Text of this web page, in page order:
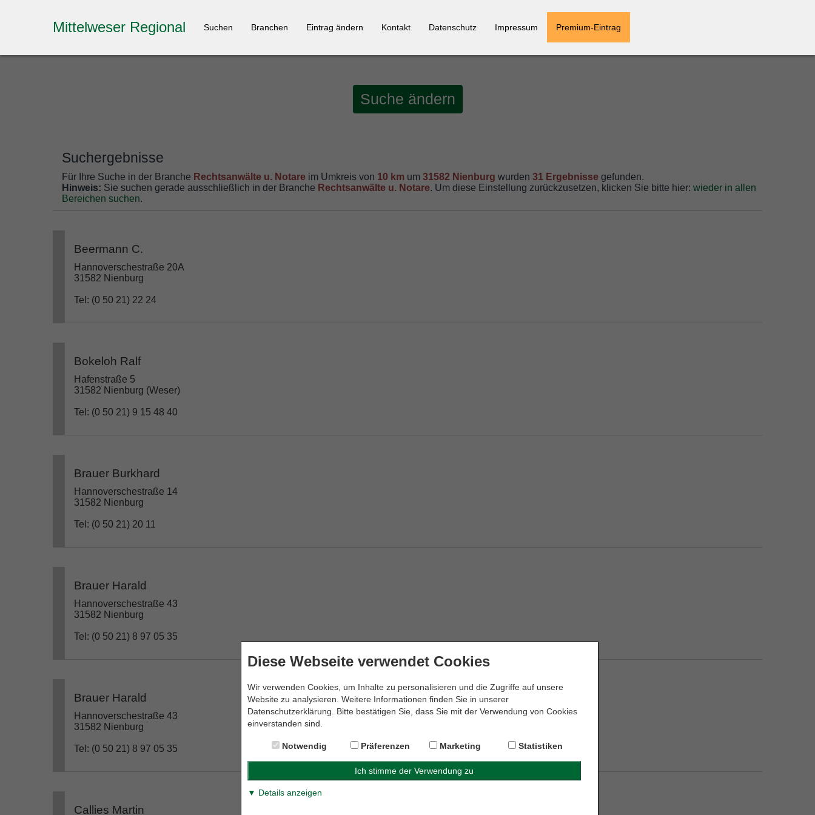
Diese Webseite verwendet Cookies
Wir verwenden Cookies, um Inhalte zu personalisieren und die Zugriffe auf unsere
Website zu analysieren. Weitere Informationen finden Sie in unserer
Datenschutzerklärung. Bitte bestätigen Sie, dass Sie mit der Verwendung von Cookies
einverstanden sind.
Notwendig Präferenzen Marketing Statistiken
▼ Details anzeigen
Mittelweser Regional Suchen Branchen Eintrag ändern Kontakt Datenschutz Impressum Premium-Eintrag
Suche ändern
Suchergebnisse
Für Ihre Suche in der Branche Rechtsanwälte u. Notare im Umkreis von 10 km um 31582 Nienburg wurden 31 Ergebnisse gefunden.
Hinweis: Sie suchen gerade ausschließlich in der Branche Rechtsanwälte u. Notare. Um diese Einstellung zurückzusetzen, klicken Sie bitte hier: wieder in allen
Bereichen suchen.
Beermann C.
Hannoverschestraße 20A
31582 Nienburg
Tel: (0 50 21) 22 24
Bokeloh Ralf
Hafenstraße 5
31582 Nienburg (Weser)
Tel: (0 50 21) 9 15 48 40
Brauer Burkhard
Hannoverschestraße 14
31582 Nienburg
Tel: (0 50 21) 20 11
Brauer Harald
Hannoverschestraße 43
31582 Nienburg
Tel: (0 50 21) 8 97 05 35
Brauer Harald
Hannoverschestraße 43
31582 Nienburg
Tel: (0 50 21) 8 97 05 35
Callies Martin